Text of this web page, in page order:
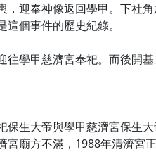
迎奉神像返回學甲。下社
個事件的歷史紀錄。
學甲慈濟宮奉祀。而後開
保生大帝與學甲慈濟宮保生
宮廟方不滿，1988年清濟宮